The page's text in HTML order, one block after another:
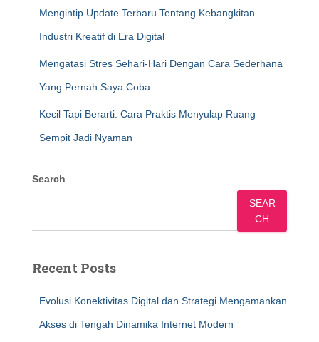
Mengintip Update Terbaru Tentang Kebangkitan
Industri Kreatif di Era Digital
Mengatasi Stres Sehari-Hari Dengan Cara Sederhana
Yang Pernah Saya Coba
Kecil Tapi Berarti: Cara Praktis Menyulap Ruang
Sempit Jadi Nyaman
Search
SEAR
CH
Recent Posts
Evolusi Konektivitas Digital dan Strategi Mengamankan
Akses di Tengah Dinamika Internet Modern